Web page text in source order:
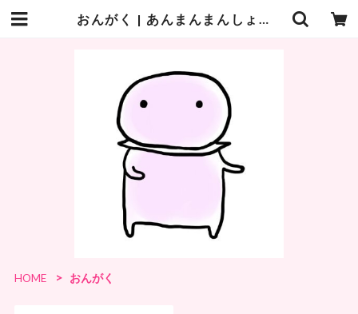
おんがく | あんまんまんしょっぷ
HOME おんがく